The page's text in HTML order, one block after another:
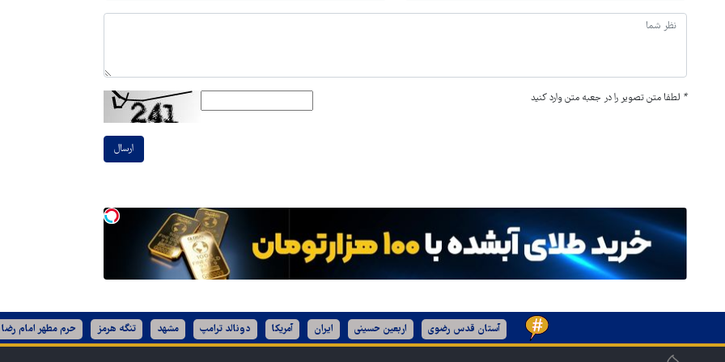
* لطفا متن تصویر را در جعبه متن وارد کنید
ارسال
آستان قدس رضوی اربعین حسینی ایران آمریکا دونالد ترامپ مشهد تنگه هرمز حرم مطهر امام